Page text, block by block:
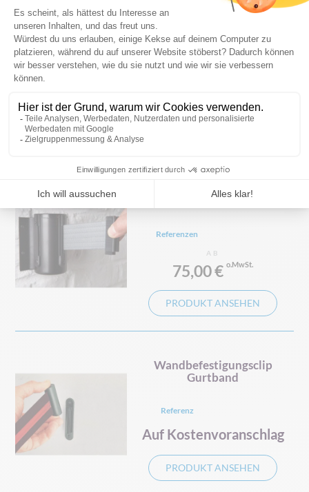
Absperr-Wandelement mit
bedrucktem Gurtband
Referenzen
PRODUKT ANSEHEN
Absperr-Wandelement mit
einfarbigem Gurtband
Referenzen
AB
75,00 €
PRODUKT ANSEHEN
Wandbefestigungsclip
Gurtband
Referenz
Auf Kostenvoranschlag
PRODUKT ANSEHEN